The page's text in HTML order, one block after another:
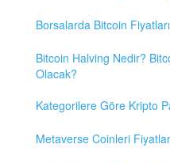
Borsalarda Bitcoin
Bitcoin Halving Nedir?
Olacak?
Kategorilere Göre Kripto
Metaverse Coinleri